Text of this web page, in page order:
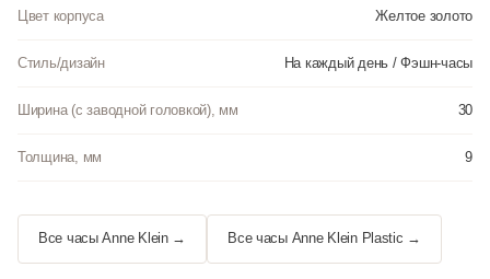
Цвет корпуса Желтое золото
Стиль/дизайн На каждый день / Фэшн-часы
Ширина (с заводной головкой), мм 30
Толщина, мм 9
Все часы Anne Klein → Все часы Anne Klein Plastic →